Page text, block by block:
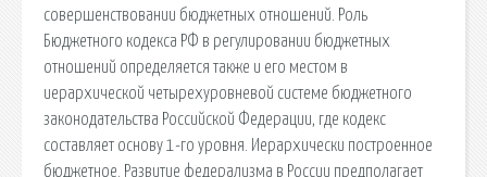
совершенствовании бюджетных отношений. Роль
Бюджетного кодекса РФ в регулировании бюджетных
отношений определяется также и его местом в
иерархической четырехуровневой системе бюджетного
законодательства Российской Федерации, где кодекс
составляет основу 1-го уровня. Иерархически построенное
бюджетное. Развитие федерализма в России предполагает